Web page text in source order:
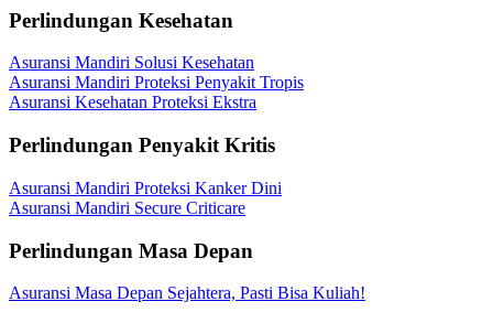
Perlindungan Kesehatan
Asuransi Mandiri Solusi Kesehatan
Asuransi Mandiri Proteksi Penyakit Tropis
Asuransi Kesehatan Proteksi Ekstra
Perlindungan Penyakit Kritis
Asuransi Mandiri Proteksi Kanker Dini
Asuransi Mandiri Secure Criticare
Perlindungan Masa Depan
Asuransi Masa Depan Sejahtera, Pasti Bisa Kuliah!